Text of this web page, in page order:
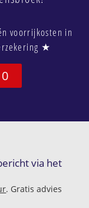
voorrijkosten in
★
via het
. Gratis advies